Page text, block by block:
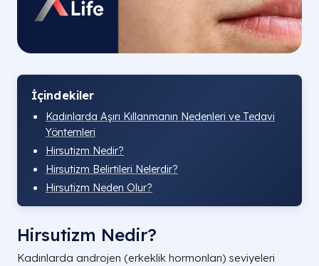
İçindekiler
Kadınlarda Aşırı Kıllanmanın Nedenleri ve Tedavi
Yöntemleri
Hirsutizm Nedir?
Hirsutizm Belirtileri Nelerdir?
Hirsutizm Neden Olur?
Hirsutizm Nedir?
Kadınlarda androjen (erkeklik hormonları) seviyeleri